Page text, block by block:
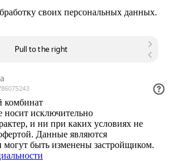
своих персональных данных.
исключительно
и ни при каких условиях не
Данные являются
быть изменены застройщиком.